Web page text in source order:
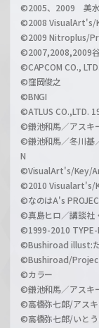
©2005、2009 美水
©2008 VisualArt's/
©2009 Nitroplus/
©2007,2008,2009
©CAPCOM CO.,
©窪岡俊之
©BNGI
©ATLUS CO.,LTD.
©鎌池和馬／アスキ
©鎌池和馬／冬川基
N
©VisualArt's/Key/
©2010 Visualart's/
©なのはA's
©真島ヒロ／講談社
©1999-2010 TYPE-
©Bushiroad illust:た
©Bushiroad/Project
©カラー
©鎌池和馬／アスキ
©高橋弥七郎/アス
©高橋弥七郎/いと